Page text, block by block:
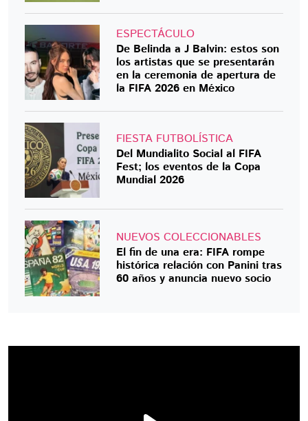
ESPECTÁCULO
De Belinda a J Balvin: estos son
los artistas que se presentarán
en la ceremonia de apertura de
la FIFA 2026 en México
FIESTA FUTBOLÍSTICA
Del Mundialito Social al FIFA
Fest; los eventos de la Copa
Mundial 2026
NUEVOS COLECCIONABLES
El fin de una era: FIFA rompe
histórica relación con Panini tras
60 años y anuncia nuevo socio